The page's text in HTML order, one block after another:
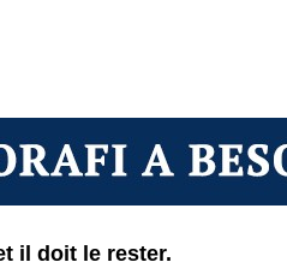
il doit le rester.